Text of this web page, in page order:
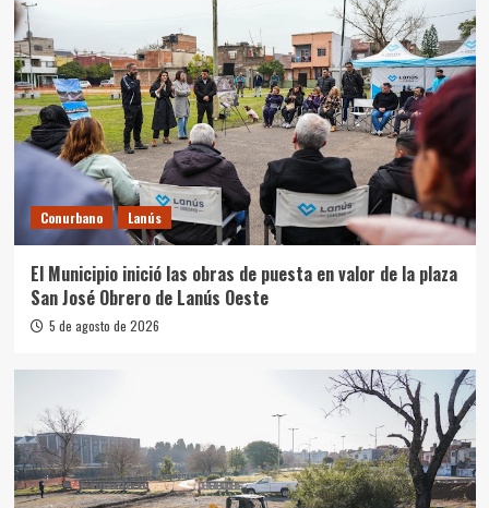
Conurbano Lanús
El Municipio inició las obras de puesta en valor de la plaza
San José Obrero de Lanús Oeste
5 de agosto de 2026